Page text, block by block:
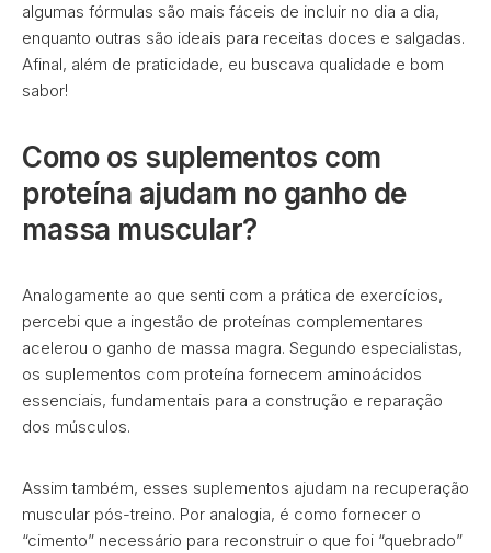
algumas fórmulas são mais fáceis de incluir no dia a dia,
enquanto outras são ideais para receitas doces e salgadas.
Afinal, além de praticidade, eu buscava qualidade e bom
sabor!
Como os suplementos com
proteína ajudam no ganho de
massa muscular?
Analogamente ao que senti com a prática de exercícios,
percebi que a ingestão de proteínas complementares
acelerou o ganho de massa magra. Segundo especialistas,
os suplementos com proteína fornecem aminoácidos
essenciais, fundamentais para a construção e reparação
dos músculos.
Assim também, esses suplementos ajudam na recuperação
muscular pós-treino. Por analogia, é como fornecer o
“cimento” necessário para reconstruir o que foi “quebrado”